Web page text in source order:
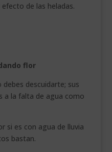
de las heladas.
flor
debes descuidarte; sus
a la falta de agua como
si es con agua de lluvia
bastan.